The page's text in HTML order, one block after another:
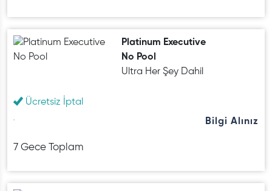
Platinum Executive
No Pool
Ultra Her Şey Dahil
Ücretsiz İptal
7 Gece Toplam
Bilgi Alınız